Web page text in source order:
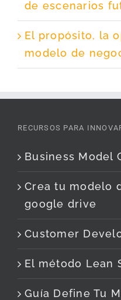
de escenarios
El propósito, la
modelo de
RECURSOS PARA
Business Model
Crea tu modelo
google drive
Customer
El método Lean
Guía Define Tu